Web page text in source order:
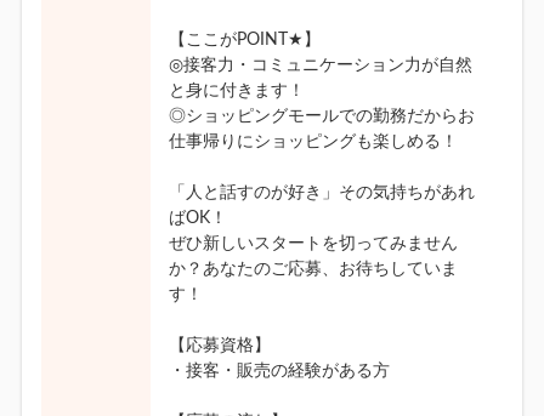
【ここがPOINT★】
◎接客力・コミュニケーション力が自然
と身に付きます！
◎ショッピングモールでの勤務だからお
仕事帰りにショッピングも楽しめる！
「人と話すのが好き」その気持ちがあれ
ばOK！
ぜひ新しいスタートを切ってみません
か？あなたのご応募、お待ちしていま
す！
【応募資格】
・接客・販売の経験がある方